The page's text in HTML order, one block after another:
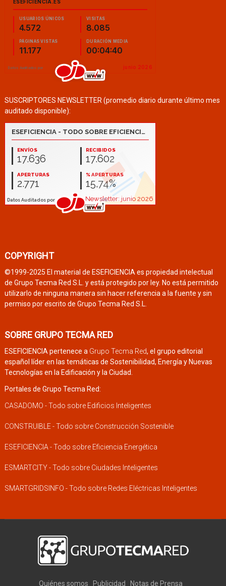
SUSCRIPTORES NEWSLETTER (promedio diario durante último mes
auditado disponible):
COPYRIGHT
©1999-2025 El material de ESEFICIENCIA es propiedad intelectual
de Grupo Tecma Red S.L. y está protegido por ley. No está permitido
utilizarlo de ninguna manera sin hacer referencia a la fuente y sin
permiso por escrito de Grupo Tecma Red S.L.
SOBRE GRUPO TECMA RED
ESEFICIENCIA pertenece a Grupo Tecma Red, el grupo editorial
español líder en las temáticas de Sostenibilidad, Energía y Nuevas
Tecnologías en la Edificación y la Ciudad.
Portales de Grupo Tecma Red:
CASADOMO - Todo sobre Edificios Inteligentes
CONSTRUIBLE - Todo sobre Construcción Sostenible
ESEFICIENCIA - Todo sobre Eficiencia Energética
ESMARTCITY - Todo sobre Ciudades Inteligentes
SMARTGRIDSINFO - Todo sobre Redes Eléctricas Inteligentes
Quiénes somos Publicidad Notas de Prensa